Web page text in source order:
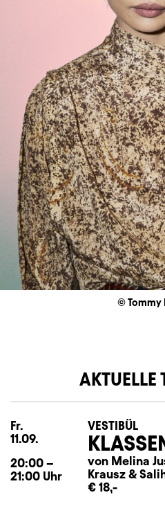
© Tommy
AKTUELLE
Fr.
11.09.
20:00 –
21:00 Uhr
VESTIBÜL
von Melina
Krausz &
€ 18,-